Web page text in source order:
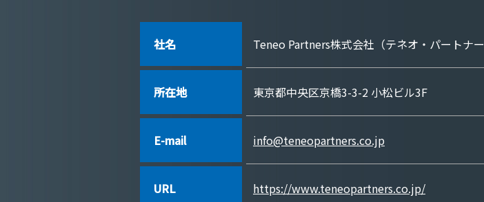
社名 Teneo Partners株式会社（テネオ・パートナー
所在地 東京都中央区京橋3-3-2 小松ビル3F
E-mail info@teneopartners.co.jp
URL https://www.teneopartners.co.jp/